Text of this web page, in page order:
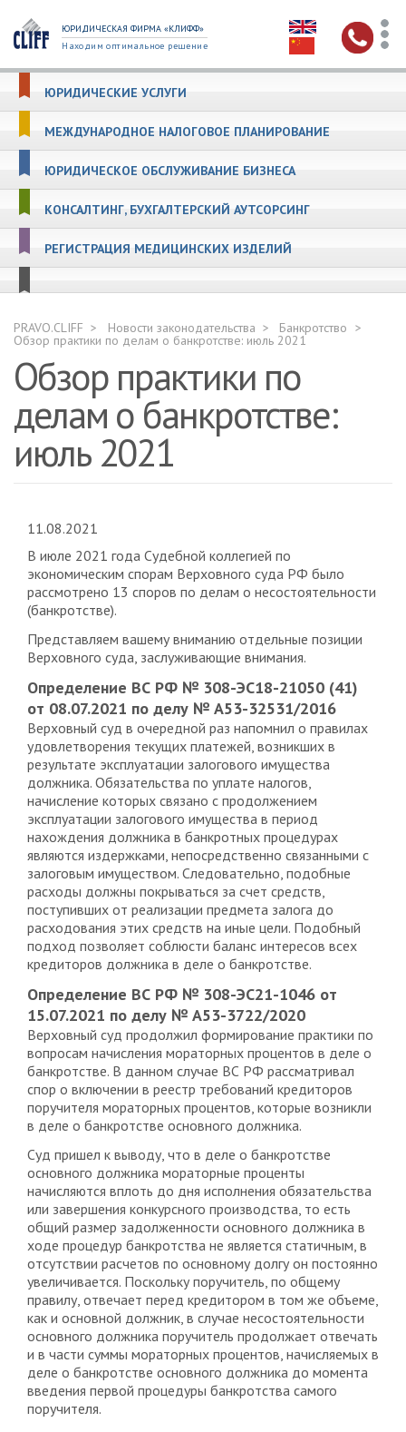
ЮРИДИЧЕСКАЯ ФИРМА «КЛИФФ»
Находим оптимальное решение
ЮРИДИЧЕСКИЕ УСЛУГИ
МЕЖДУНАРОДНОЕ НАЛОГОВОЕ ПЛАНИРОВАНИЕ
ЮРИДИЧЕСКОЕ ОБСЛУЖИВАНИЕ БИЗНЕСА
КОНСАЛТИНГ, БУХГАЛТЕРСКИЙ АУТСОРСИНГ
РЕГИСТРАЦИЯ МЕДИЦИНСКИХ ИЗДЕЛИЙ
PRAVO.CLIFF Новости законодательства Банкротство
Обзор практики по делам о банкротстве: июль 2021
Обзор практики по
делам о банкротстве:
июль 2021
11.08.2021
В июле 2021 года Судебной коллегией по
экономическим спорам Верховного суда РФ было
рассмотрено 13 споров по делам о несостоятельности
(банкротстве).
Представляем вашему вниманию отдельные позиции
Верховного суда, заслуживающие внимания.
Определение ВС РФ № 308-ЭС18-21050 (41)
от 08.07.2021 по делу № А53-32531/2016
Верховный суд в очередной раз напомнил о правилах
удовлетворения текущих платежей, возникших в
результате эксплуатации залогового имущества
должника. Обязательства по уплате налогов,
начисление которых связано с продолжением
эксплуатации залогового имущества в период
нахождения должника в банкротных процедурах
являются издержками, непосредственно связанными с
залоговым имуществом. Следовательно, подобные
расходы должны покрываться за счет средств,
поступивших от реализации предмета залога до
расходования этих средств на иные цели. Подобный
подход позволяет соблюсти баланс интересов всех
кредиторов должника в деле о банкротстве.
Определение ВС РФ № 308-ЭС21-1046 от
15.07.2021 по делу № А53-3722/2020
Верховный суд продолжил формирование практики по
вопросам начисления мораторных процентов в деле о
банкротстве. В данном случае ВС РФ рассматривал
спор о включении в реестр требований кредиторов
поручителя мораторных процентов, которые возникли
в деле о банкротстве основного должника.
Суд пришел к выводу, что в деле о банкротстве
основного должника мораторные проценты
начисляются вплоть до дня исполнения обязательства
или завершения конкурсного производства, то есть
общий размер задолженности основного должника в
ходе процедур банкротства не является статичным, в
отсутствии расчетов по основному долгу он постоянно
увеличивается. Поскольку поручитель, по общему
правилу, отвечает перед кредитором в том же объеме,
как и основной должник, в случае несостоятельности
основного должника поручитель продолжает отвечать
и в части суммы мораторных процентов, начисляемых в
деле о банкротстве основного должника до момента
введения первой процедуры банкротства самого
поручителя.